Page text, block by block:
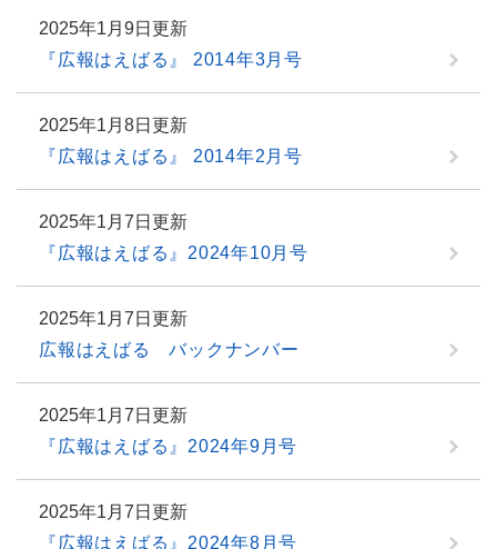
2025年1月9日更新
『広報はえばる』 2014年3月号
2025年1月8日更新
『広報はえばる』 2014年2月号
2025年1月7日更新
『広報はえばる』2024年10月号
2025年1月7日更新
広報はえばる バックナンバー
2025年1月7日更新
『広報はえばる』2024年9月号
2025年1月7日更新
『広報はえばる』2024年8月号